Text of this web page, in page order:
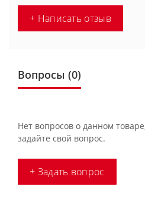
+ Написать отзыв
Вопросы (0)
Нет вопросов о данном
задайте свой вопрос.
+ Задать вопрос